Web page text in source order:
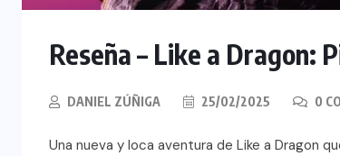
Reseña – Like a Dragon:
DANIEL ZÚÑIGA 25/02/2025 0
Una nueva y loca aventura de Like a Dragon